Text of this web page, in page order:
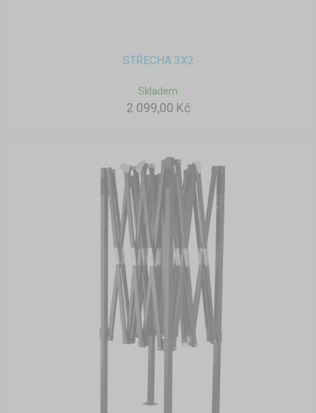
STŘECHA 3X2
Skladem
2 099,00 Kč